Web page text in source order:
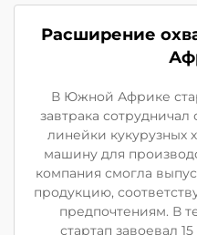
Расширение
В Южной Африке
завтрака
линейки кукурузных
машину для
компания смогла
продукцию,
предпочтениям. В
стартап завоевал